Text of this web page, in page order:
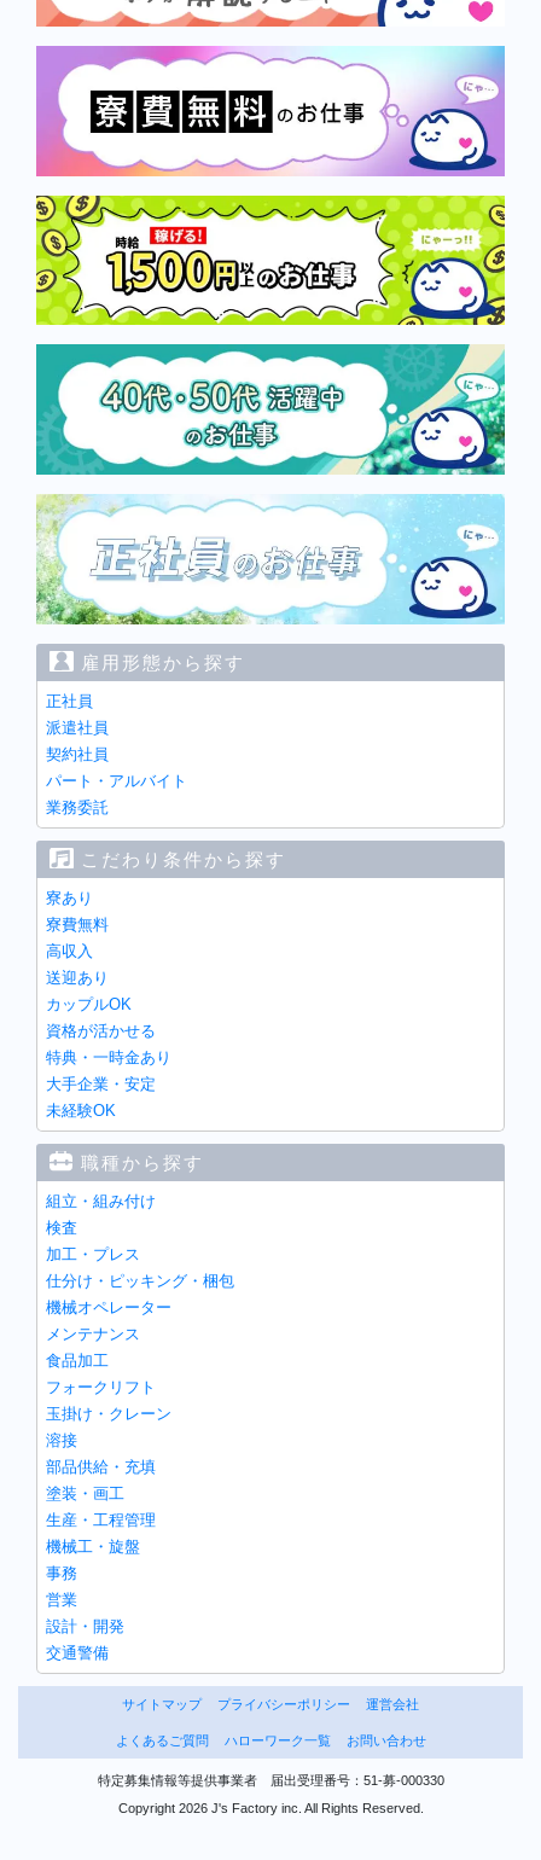
雇用形態から探す
正社員
派遣社員
契約社員
パート・アルバイト
業務委託
こだわり条件から探す
寮あり
寮費無料
高収入
送迎あり
カップルOK
資格が活かせる
特典・一時金あり
大手企業・安定
未経験OK
職種から探す
組立・組み付け
検査
加工・プレス
仕分け・ピッキング・梱包
機械オペレーター
メンテナンス
食品加工
フォークリフト
玉掛け・クレーン
溶接
部品供給・充填
塗装・画工
生産・工程管理
機械工・旋盤
事務
営業
設計・開発
交通警備
サイトマップ プライバシーポリシー 運営会社
よくあるご質問 ハローワーク一覧 お問い合わせ
特定募集情報等提供事業者 届出受理番号：51-募-000330
Copyright 2026 J's Factory inc. All Rights Reserved.